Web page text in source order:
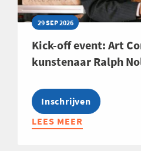
29 SEP 2026
Kick-off event: Art
kunstenaar Ralph
Inschrijven
LEES MEER
ABOUT